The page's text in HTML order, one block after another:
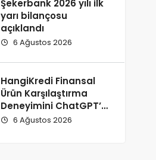
Şekerbank 2026 yılı ilk
yarı bilançosu
açıklandı
6 Ağustos 2026
HangiKredi Finansal
Ürün Karşılaştırma
Deneyimini ChatGPT’ye
Taşıdı!
6 Ağustos 2026